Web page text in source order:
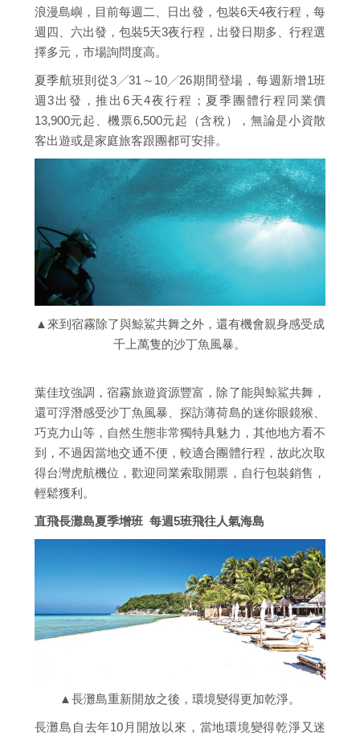
浪漫島嶼，目前每週二、日出發，包裝6天4夜行程，每
週四、六出發，包裝5天3夜行程，出發日期多、行程選
擇多元，市場詢問度高。
夏季航班則從3╱31～10╱26期間登場，每週新增1班
週3出發，推出6天4夜行程；夏季團體行程同業價
13,900元起、機票6,500元起（含稅），無論是小資散
客出遊或是家庭旅客跟團都可安排。
▲來到宿霧除了與鯨鯊共舞之外，還有機會親身感受成
千上萬隻的沙丁魚風暴。
葉佳玟強調，宿霧旅遊資源豐富，除了能與鯨鯊共舞，
還可浮潛感受沙丁魚風暴、探訪薄荷島的迷你眼鏡猴、
巧克力山等，自然生態非常獨特具魅力，其他地方看不
到，不過因當地交通不便，較適合團體行程，故此次取
得台灣虎航機位，歡迎同業索取開票，自行包裝銷售，
輕鬆獲利。
直飛長灘島夏季增班 每週5班飛往人氣海島
▲長灘島重新開放之後，環境變得更加乾淨。
長灘島自去年10月開放以來，當地環境變得乾淨又迷